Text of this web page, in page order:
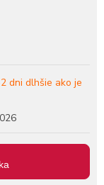
dni dlhšie ako je